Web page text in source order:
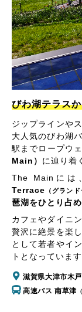
びわ湖テラス
ジップラインや
大人気のびわ湖
駅までロープウ
Main） に辿り着
The Mainには
Terrace （グラン
琶湖をひとり占
カフェやダイニ
贅沢に絶景を楽
として若者やイ
トとなっています
滋賀県大津市木
高速バス 南草津